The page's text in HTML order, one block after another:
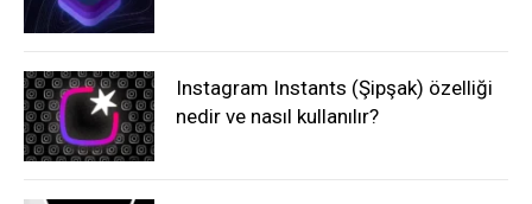
Instagram Instants (Şipşak) özelliği
nedir ve nasıl kullanılır?